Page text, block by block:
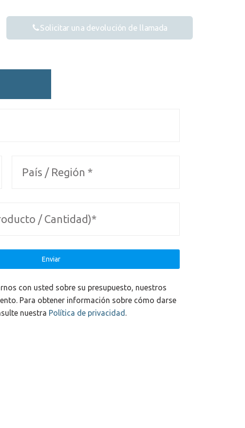
Solicitar una devolución de llamada
con usted sobre su presupuesto, nuestros
Para obtener información sobre cómo darse
nuestra Política de privacidad .